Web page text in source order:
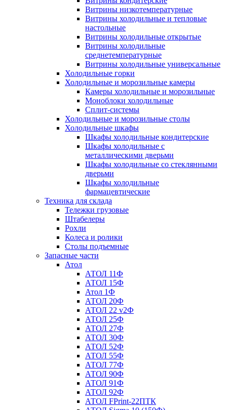
Витрины низкотемпературные
Витрины холодильные и тепловые
настольные
Витрины холодильные открытые
Витрины холодильные
среднетемпературные
Витрины холодильные универсальные
Холодильные горки
Холодильные и морозильные камеры
Камеры холодильные и морозильные
Моноблоки холодильные
Сплит-системы
Холодильные и морозильные столы
Холодильные шкафы
Шкафы холодильные кондитерские
Шкафы холодильные с
металлическими дверьми
Шкафы холодильные со стеклянными
дверьми
Шкафы холодильные
фармацевтические
Техника для склада
Тележки грузовые
Штабелеры
Рохли
Колеса и ролики
Столы подъемные
Запасные части
Атол
АТОЛ 11Ф
АТОЛ 15Ф
Атол 1Ф
АТОЛ 20Ф
АТОЛ 22 v2Ф
АТОЛ 25Ф
АТОЛ 27Ф
АТОЛ 30Ф
АТОЛ 52Ф
АТОЛ 55Ф
АТОЛ 77Ф
АТОЛ 90Ф
АТОЛ 91Ф
АТОЛ 92Ф
АТОЛ FPrint-22ПТК